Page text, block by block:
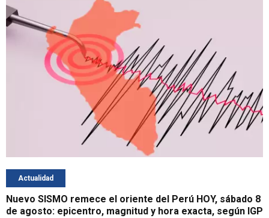
Actualidad
Nuevo SISMO remece el oriente del Perú HOY, sábado 8
de agosto: epicentro, magnitud y hora exacta, según IGP